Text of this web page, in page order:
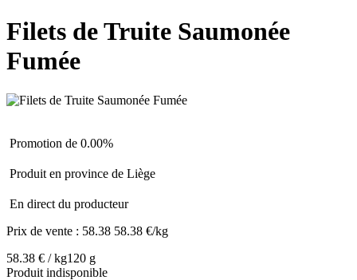
Filets de Truite Saumonée
Fumée
Promotion de 0.00%
Produit en province de Liège
En direct du producteur
Prix de vente : 58.38 58.38 €/kg
58.38 € / kg120 g
Produit indisponible